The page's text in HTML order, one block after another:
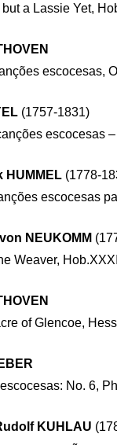
but a Lassie Yet,
escocesas,
(1757-1831)
escocesas
HUMMEL (1778-
escocesas
NEUKOMM
Weaver,
of Glencoe,
No. 6,
KUHLAU